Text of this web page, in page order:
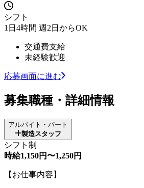
シフト
1日4時間 週2日からOK
交通費支給
未経験歓迎
応募画面に進む
募集職種・詳細情報
アルバイト・パート
製造スタッフ
シフト制
時給1,150円〜1,250円
【お仕事内容】